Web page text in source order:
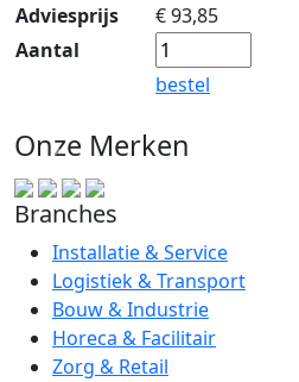
Adviesprijs
€93,85
Aantal
bestel
Onze Merken
Branches
Installatie & Service
Logistiek & Transport
Bouw & Industrie
Horeca & Facilitair
Zorg & Retail